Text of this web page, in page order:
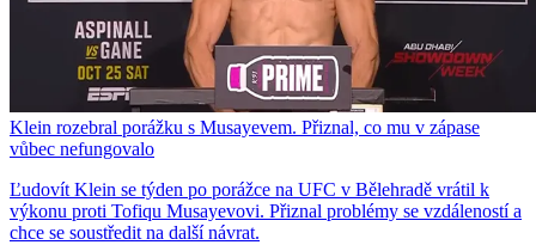
Klein rozebral porážku s Musayevem. Přiznal, co mu v zápase
vůbec nefungovalo
Ľudovít Klein se týden po porážce na UFC v Bělehradě vrátil k
výkonu proti Tofiqu Musayevovi. Přiznal problémy se vzdáleností a
chce se soustředit na další návrat.